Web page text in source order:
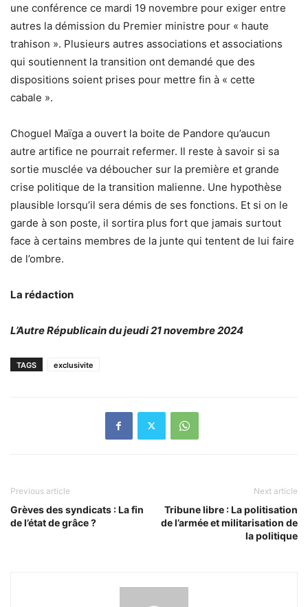
une conférence ce mardi 19 novembre pour exiger entre
autres la démission du Premier ministre pour « haute
trahison ». Plusieurs autres associations et associations
qui soutiennent la transition ont demandé que des
dispositions soient prises pour mettre fin à « cette
cabale ».
Choguel Maïga a ouvert la boite de Pandore qu’aucun
autre artifice ne pourrait refermer. Il reste à savoir si sa
sortie musclée va déboucher sur la première et grande
crise politique de la transition malienne. Une hypothèse
plausible lorsqu’il sera démis de ses fonctions. Et si on le
garde à son poste, il sortira plus fort que jamais surtout
face à certains membres de la junte qui tentent de lui faire
de l’ombre.
La rédaction
L’Autre Républicain du jeudi 21 novembre 2024
TAGS exclusivite
Previous article
Grèves des syndicats : La fin
de l’état de grâce ?
Next article
Tribune libre : La politisation
de l’armée et militarisation de
la politique